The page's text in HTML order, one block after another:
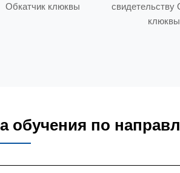
Обкатчик клюквы
свидетельству
клюквы
обучения по